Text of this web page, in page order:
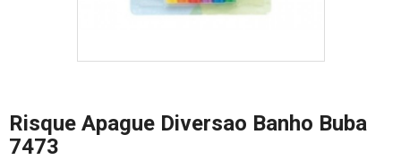
Risque Apague Diversao Banho Buba
7473